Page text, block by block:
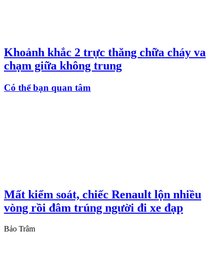
Khoảnh khắc 2 trực thăng chữa cháy va
chạm giữa không trung
Có thể bạn quan tâm
Mất kiểm soát, chiếc Renault lộn nhiều
vòng rồi đâm trúng người đi xe đạp
Bảo Trâm